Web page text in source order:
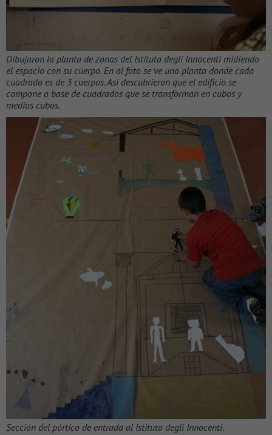
Dibujaron la planta de zonas del Istituto degli Innocenti midiendo
el espacio con su cuerpo. En al foto se ve una planta donde cada
cuadrado es de 3 cuerpos. Así descubrieron que el edificio se
compone a base de cuadrados que se transforman en cubos y
medios cubos.
Sección del pórtico de entrada al Istituto degli Innocenti.